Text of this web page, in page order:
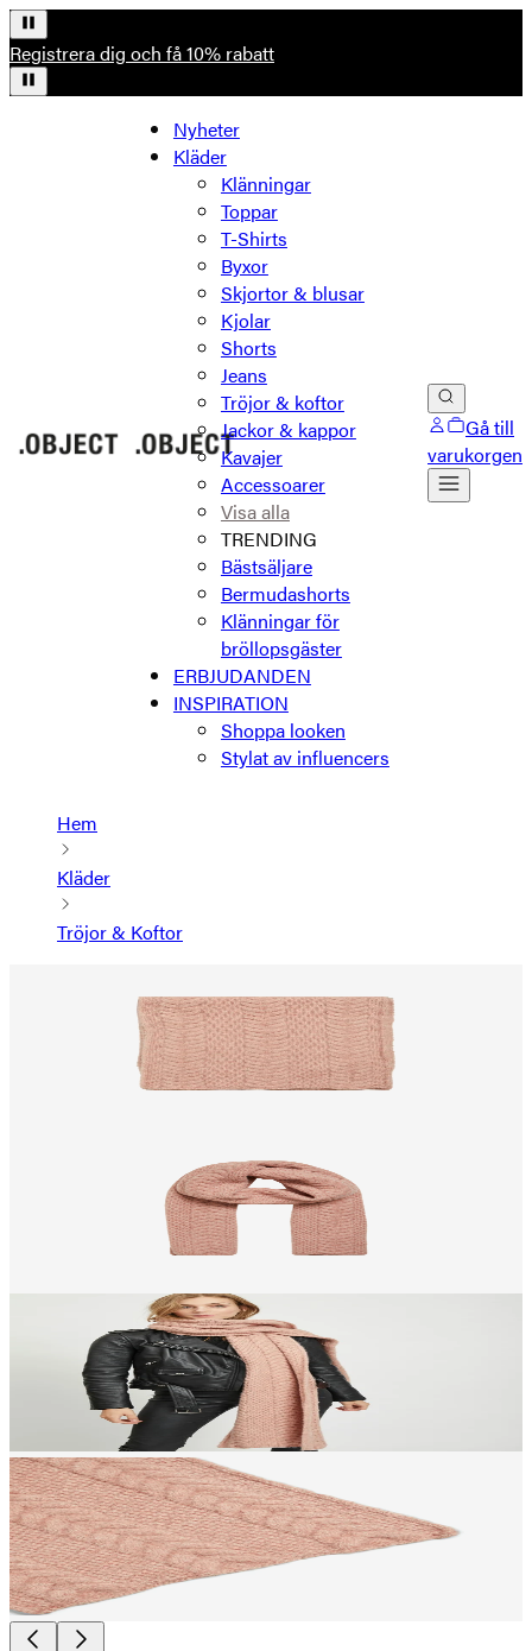
Registrera dig och få 10% rabatt
Nyheter
Kläder
Klänningar
Toppar
T-Shirts
Byxor
Skjortor & blusar
Kjolar
Shorts
Jeans
Tröjor & koftor
Jackor & kappor
Kavajer
Accessoarer
Visa alla
TRENDING
Bästsäljare
Bermudashorts
Klänningar för
bröllopsgäster
ERBJUDANDEN
INSPIRATION
Shoppa looken
Stylat av influencers
Gå till
varukorgen
Hem
Kläder
Tröjor & Koftor